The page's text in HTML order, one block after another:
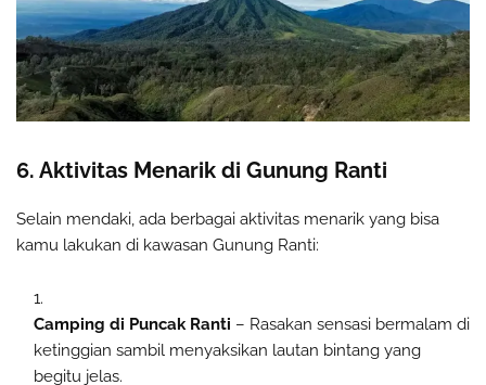
6. Aktivitas Menarik di Gunung Ranti
Selain mendaki, ada berbagai aktivitas menarik yang bisa
kamu lakukan di kawasan Gunung Ranti:
Camping di Puncak Ranti – Rasakan sensasi bermalam di
ketinggian sambil menyaksikan lautan bintang yang
begitu jelas.